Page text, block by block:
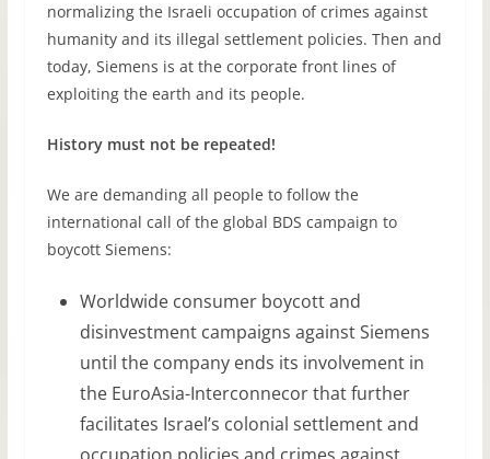
normalizing the Israeli occupation of crimes against
humanity and its illegal settlement policies. Then and
today, Siemens is at the corporate front lines of
exploiting the earth and its people.
History must not be repeated!
We are demanding all people to follow the
international call of the global BDS campaign to
boycott Siemens:
Worldwide consumer boycott and
disinvestment campaigns against Siemens
until the company ends its involvement in
the EuroAsia-Interconnecor that further
facilitates Israel’s colonial settlement and